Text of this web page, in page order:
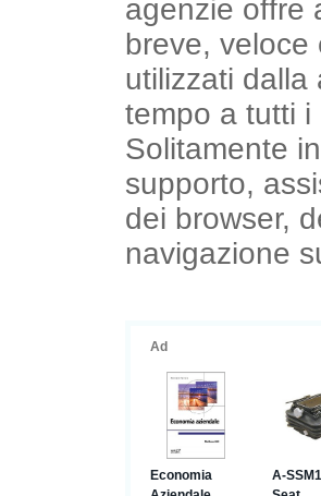
agenzie offre
breve, veloce
utilizzati dalla
tempo a tutti
Solitamente
supporto,
dei browser,
navigazione